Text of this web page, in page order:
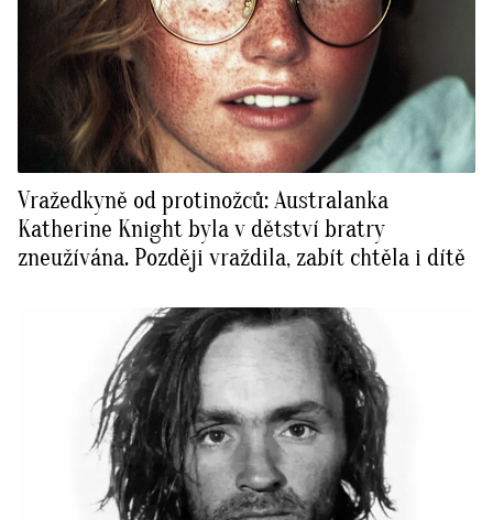
Vražedkyně od protinožců: Australanka
Katherine Knight byla v dětství bratry
zneužívána. Později vraždila, zabít chtěla i dítě